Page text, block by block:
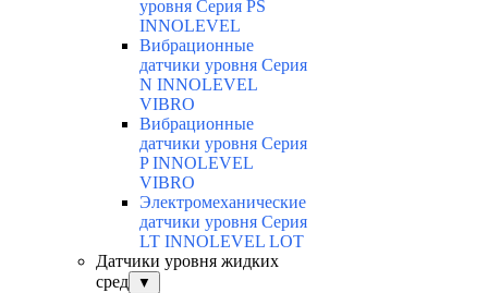
уровня Серия PS
INNOLEVEL
Вибрационные
датчики уровня Серия
N INNOLEVEL
VIBRO
Вибрационные
датчики уровня Серия
P INNOLEVEL
VIBRO
Электромеханические
датчики уровня Серия
LT INNOLEVEL LOT
Датчики уровня жидких
сред
▼